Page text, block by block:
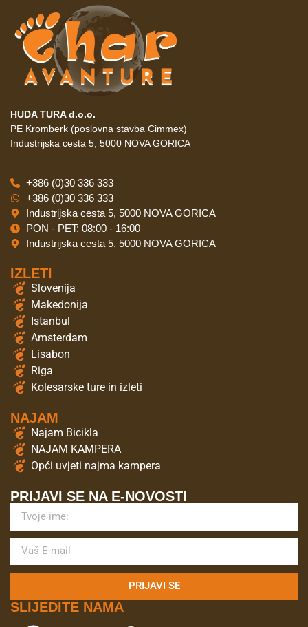
HUDA TURA d.o.o.
PE Kromberk (poslovna stavba Cimmex)
Industrijska cesta 5, 5000 NOVA GORICA
+386 (0)30 336 333
+386 (0)30 336 333
Industrijska cesta 5, 5000 NOVA GORICA
PON - PET: 08:00 - 16:00
Industrijska cesta 5, 5000 NOVA GORICA
IZLETI
Slovenija
Makedonija
Istanbul
Amsterdam
Lisabon
Riga
Kolesarske ture in izleti
NAJAM
Najam Bicikla
NAJAM KAMPERA
Opći uvjeti najma kampera
PRIJAVI SE NA E-NOVOSTI
PRIJAVI SE
SLIJEDITE NAMA